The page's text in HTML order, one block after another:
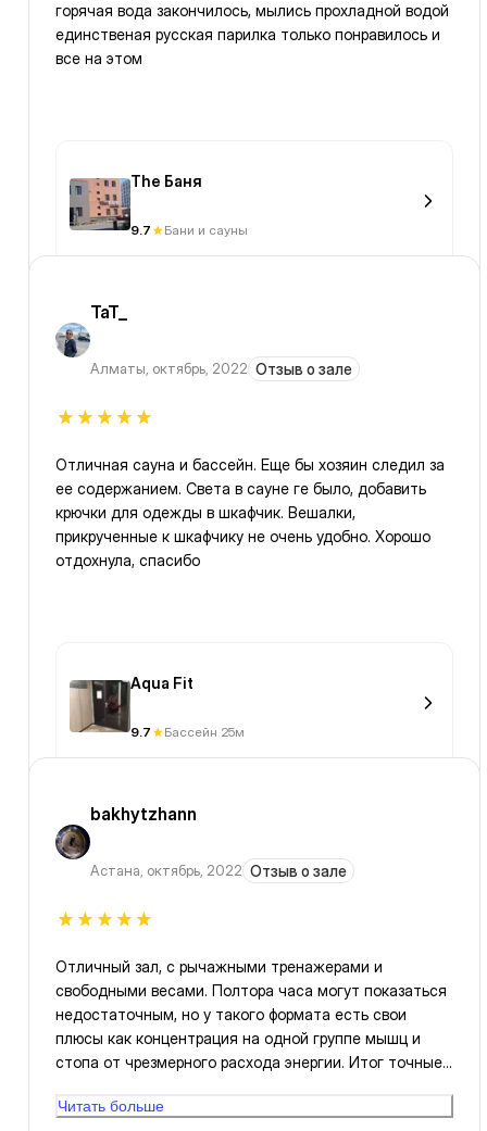
горячая вода закончилось, мылись прохладной водой
единственая русская парилка только понравилось и
все на этом
The Баня
9.7 Бани и сауны
TaT_
Алматы, октябрь, 2022 Отзыв о зале
Отличная сауна и бассейн. Еще бы хозяин следил за
ее содержанием. Света в сауне ге было, добавить
крючки для одежды в шкафчик. Вешалки,
прикрученные к шкафчику не очень удобно. Хорошо
отдохнула, спасибо
Aqua Fit
9.7 Бассейн 25м
bakhytzhann
Астана, октябрь, 2022 Отзыв о зале
Отличный зал, с рычажными тренажерами и
свободными весами. Полтора часа могут показаться
недостаточным, но у такого формата есть свои
плюсы как концентрация на одной группе мышц и
стопа от чрезмерного расхода энергии. Итог точные
Утомил ноги - ушел; утомил спину - пошел дальше по
Читать больше